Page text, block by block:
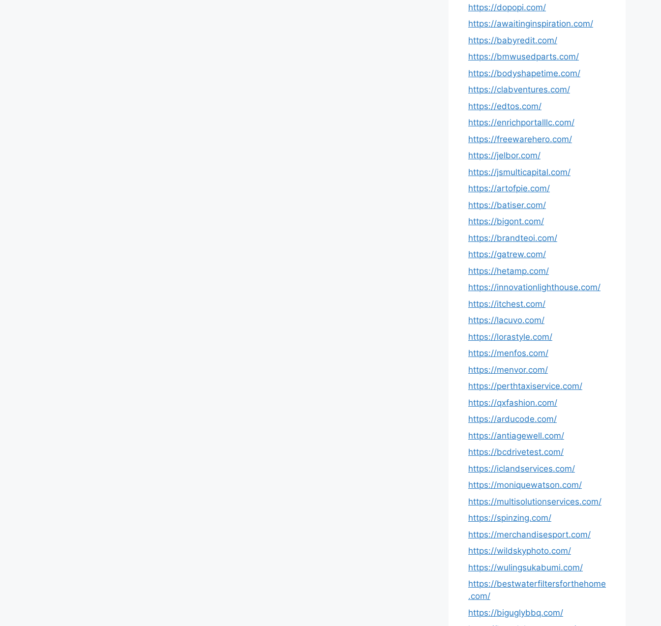
https://dopopi.com/
https://awaitinginspiration.com/
https://babyredit.com/
https://bmwusedparts.com/
https://bodyshapetime.com/
https://clabventures.com/
https://edtos.com/
https://enrichportalllc.com/
https://freewarehero.com/
https://jelbor.com/
https://jsmulticapital.com/
https://artofpie.com/
https://batiser.com/
https://bigont.com/
https://brandteoi.com/
https://gatrew.com/
https://hetamp.com/
https://innovationlighthouse.com/
https://itchest.com/
https://lacuvo.com/
https://lorastyle.com/
https://menfos.com/
https://menvor.com/
https://perthtaxiservice.com/
https://qxfashion.com/
https://arducode.com/
https://antiagewell.com/
https://bcdrivetest.com/
https://iclandservices.com/
https://moniquewatson.com/
https://multisolutionservices.com/
https://spinzing.com/
https://merchandisesport.com/
https://wildskyphoto.com/
https://wulingsukabumi.com/
https://bestwaterfiltersforthehome
.com/
https://biguglybbq.com/